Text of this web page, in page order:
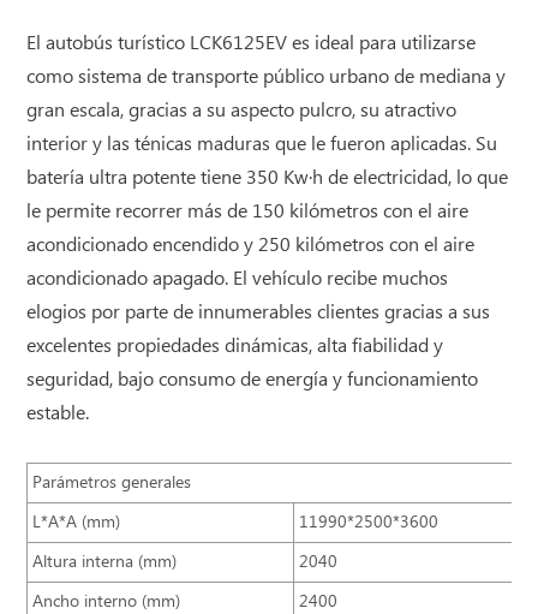
El autobús turístico LCK6125EV es ideal para utilizarse
como sistema de transporte público urbano de mediana y
gran escala, gracias a su aspecto pulcro, su atractivo
interior y las ténicas maduras que le fueron aplicadas. Su
batería ultra potente tiene 350 Kw·h de electricidad, lo que
le permite recorrer más de 150 kilómetros con el aire
acondicionado encendido y 250 kilómetros con el aire
acondicionado apagado. El vehículo recibe muchos
elogios por parte de innumerables clientes gracias a sus
excelentes propiedades dinámicas, alta fiabilidad y
seguridad, bajo consumo de energía y funcionamiento
estable.
Parámetros generales
L*A*A (mm)
11990*2500*3600
Altura interna (mm)
2040
Ancho interno (mm)
2400